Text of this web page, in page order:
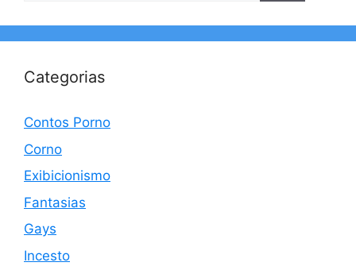
Categorias
Contos Porno
Corno
Exibicionismo
Fantasias
Gays
Incesto